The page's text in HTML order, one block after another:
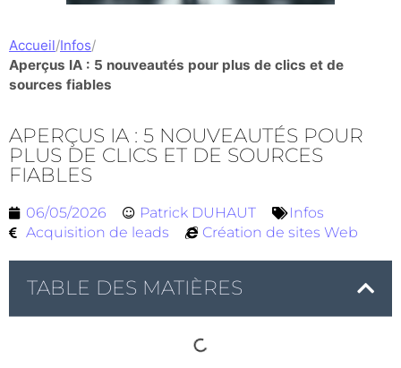
Accueil/Infos/
Aperçus IA : 5 nouveautés pour plus de clics et de
sources fiables
APERÇUS IA : 5 NOUVEAUTÉS POUR
PLUS DE CLICS ET DE SOURCES
FIABLES
06/05/2026 Patrick DUHAUT
Infos
Acquisition de leads
Création de sites Web
TABLE DES MATIÈRES